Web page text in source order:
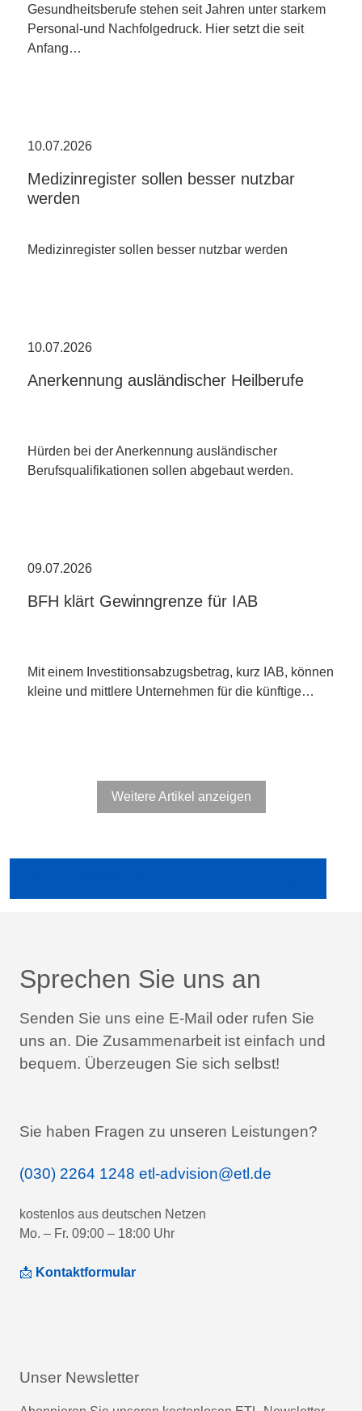
Gesundheitsberufe stehen seit Jahren unter starkem
Personal-und Nachfolgedruck. Hier setzt die seit
Anfang…
10.07.2026
Medizinregister sollen besser nutzbar
werden
Medizinregister sollen besser nutzbar werden
10.07.2026
Anerkennung ausländischer Heilberufe
Hürden bei der Anerkennung ausländischer
Berufsqualifikationen sollen abgebaut werden.
09.07.2026
BFH klärt Gewinngrenze für IAB
Mit einem Investitionsabzugsbetrag, kurz IAB, können
kleine und mittlere Unternehmen für die künftige…
Weitere Artikel anzeigen
Sprechen Sie uns an
Senden Sie uns eine E-Mail oder rufen Sie
uns an. Die Zusammenarbeit ist einfach und
bequem. Überzeugen Sie sich selbst!
Sie haben Fragen zu unseren Leistungen?
(030) 2264 1248 etl-advision@etl.de
kostenlos aus deutschen Netzen
Mo. – Fr. 09:00 – 18:00 Uhr
📩 Kontaktformular
Unser Newsletter